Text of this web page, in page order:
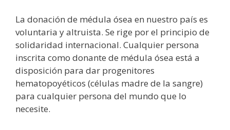
La donación de médula ósea en nuestro país es
voluntaria y altruista. Se rige por el principio de
solidaridad internacional. Cualquier persona
inscrita como donante de médula ósea está a
disposición para dar progenitores
hematopoyéticos (células madre de la sangre)
para cualquier persona del mundo que lo
necesite.